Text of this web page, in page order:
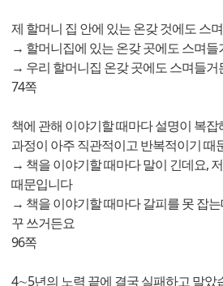
제 할머니 집 안에 있는 온갖 것에도 스
→ 할머니집에 있는 온갖 곳에도 스며들
→ 우리 할머니집 온갖 곳에도 스며들거
74쪽
책에 관해 이야기할 때마다 설명이 복
과정이 아주 직관적이고 반복적이기 때
→ 책을 이야기할 때마다 말이 긴데요,
때문입니다
→ 책을 이야기할 때마다 갈피를 못 잡
꾸 쓰거든요
96쪽
4∼5년의 노력 끝에 결국 실패하고 말았